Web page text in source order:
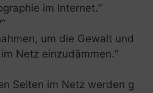
im Internet.“
um die Gewalt und
Netz einzudämmen.“
Seiten im Netz werden g